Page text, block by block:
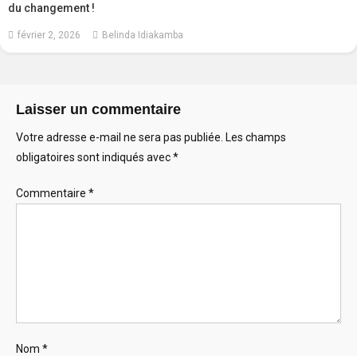
du changement !
février 2, 2026 Belinda Idiakamba
Laisser un commentaire
Votre adresse e-mail ne sera pas publiée. Les champs
obligatoires sont indiqués avec*
Commentaire *
Nom *